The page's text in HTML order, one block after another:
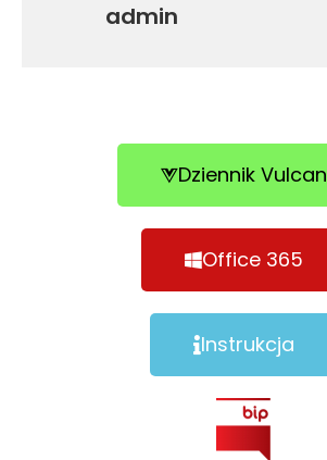
admin
Dziennik Vulcan
Office 365
Instrukcja